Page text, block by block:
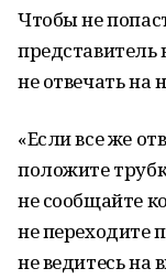
Чтобы не
представитель
не отвечать на
«Если все же
положите
не сообщайте
не переходите
не ведитесь